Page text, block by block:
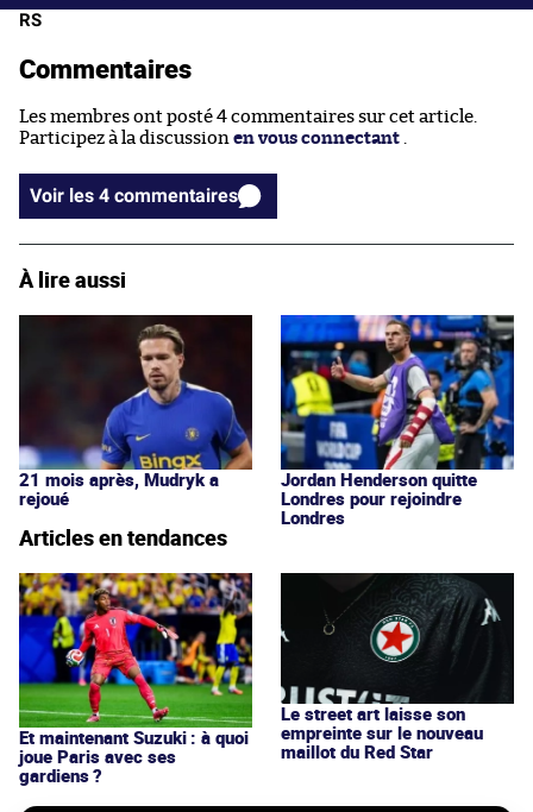
RS
Commentaires
Les membres ont posté 4 commentaires sur cet article.
Participez à la discussion en vous connectant
Voir les 4 commentaires
À lire aussi
21 mois après, Mudryk a
rejoué
Jordan Henderson quitte
Londres pour rejoindre
Londres
Articles en tendances
Et maintenant Suzuki : à quoi
joue Paris avec ses
gardiens ?
Le street art laisse son
empreinte sur le nouveau
maillot du Red Star